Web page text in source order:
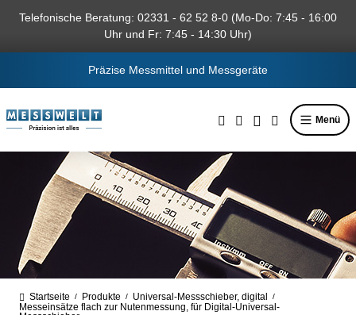
springen
Telefonische Beratung: 02331 - 62 52 8-0 (Mo-Do: 7:45 - 16:00
Uhr und Fr: 7:45 - 14:30 Uhr)
Präzise Messmittel und Messgeräte
Menü
Startseite / Produkte / Universal-Messschieber, digital /
Messeinsätze flach zur Nutenmessung, für Digital-Universal-